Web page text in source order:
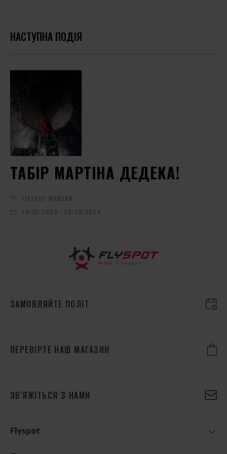
НАСТУПНА ПОДІЯ
ТАБІР МАРТІНА ДЕДЕКА!
FLYSPOT WARSAW
14/10/2024 - 25/10/2024
ЗАМОВЛЯЙТЕ ПОЛІТ
ПЕРЕВІРТЕ НАШ МАГАЗИН
ЗВ'ЯЖІТЬСЯ З НАМИ
Flyspot